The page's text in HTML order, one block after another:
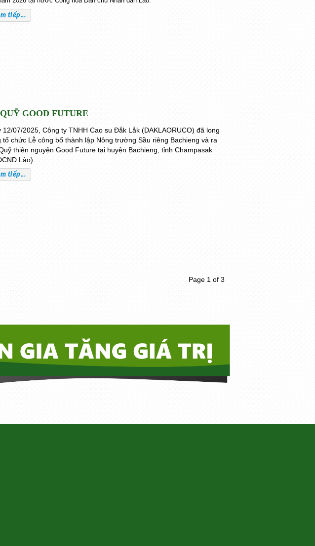
tiếp...
GOOD FUTURE
12/07/2025, Công ty TNHH Cao su Đắk Lắk (DAKLAORUCO) đã long
tổ chức Lễ công bố thành lập Nông trường Sầu riêng Bachieng và ra
thiện nguyện Good Future tại huyện Bachieng, tỉnh Champasak
Lào).
tiếp...
Page 1 of 3